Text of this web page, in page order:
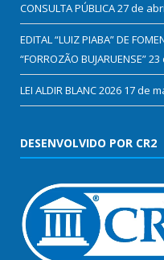
CONSULTA PÚBLICA27 de
EDITAL “LUIZ PIABA” DE
“FORROZÃO BUJARUENSE”23
LEI ALDIR BLANC 2026 17 de
DESENVOLVIDO POR CR2